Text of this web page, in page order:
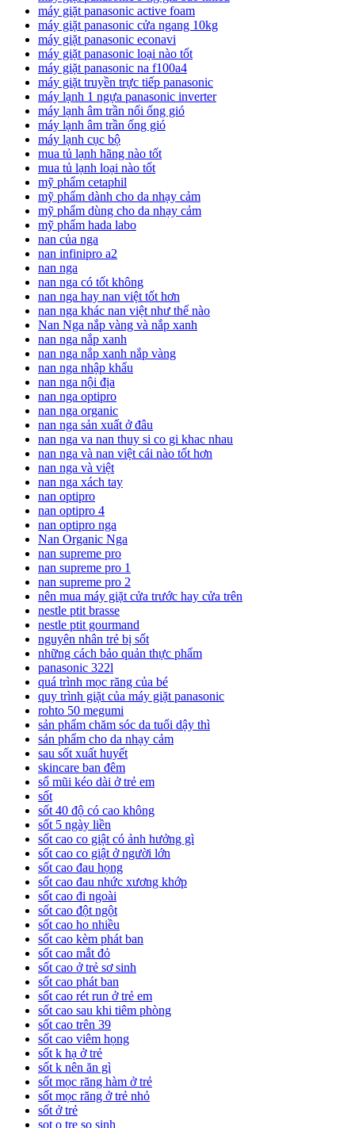
máy giặt panasonic active foam
máy giặt panasonic cửa ngang 10kg
máy giặt panasonic econavi
máy giặt panasonic loại nào tốt
máy giặt panasonic na f100a4
máy giặt truyền trực tiếp panasonic
máy lạnh 1 ngựa panasonic inverter
máy lạnh âm trần nối ống gió
máy lạnh âm trần ống gió
máy lạnh cục bộ
mua tủ lạnh hãng nào tốt
mua tủ lạnh loại nào tốt
mỹ phẩm cetaphil
mỹ phẩm dành cho da nhạy cảm
mỹ phẩm dùng cho da nhạy cảm
mỹ phẩm hada labo
nan của nga
nan infinipro a2
nan nga
nan nga có tốt không
nan nga hay nan việt tốt hơn
nan nga khác nan việt như thế nào
Nan Nga nắp vàng và nắp xanh
nan nga nắp xanh
nan nga nắp xanh nắp vàng
nan nga nhập khẩu
nan nga nội địa
nan nga optipro
nan nga organic
nan nga sản xuất ở đâu
nan nga va nan thuy si co gi khac nhau
nan nga và nan việt cái nào tốt hơn
nan nga và việt
nan nga xách tay
nan optipro
nan optipro 4
nan optipro nga
Nan Organic Nga
nan supreme pro
nan supreme pro 1
nan supreme pro 2
nên mua máy giặt cửa trước hay cửa trên
nestle ptit brasse
nestle ptit gourmand
nguyên nhân trẻ bị sốt
những cách bảo quản thực phẩm
panasonic 322l
quá trình mọc răng của bé
quy trình giặt của máy giặt panasonic
rohto 50 megumi
sản phẩm chăm sóc da tuổi dậy thì
sản phẩm cho da nhạy cảm
sau sốt xuất huyết
skincare ban đêm
sổ mũi kéo dài ở trẻ em
sốt
sốt 40 độ có cao không
sốt 5 ngày liền
sốt cao co giật có ảnh hưởng gì
sốt cao co giật ở người lớn
sốt cao đau họng
sốt cao đau nhức xương khớp
sốt cao đi ngoài
sốt cao đột ngột
sốt cao ho nhiều
sốt cao kèm phát ban
sốt cao mắt đỏ
sốt cao ở trẻ sơ sinh
sốt cao phát ban
sốt cao rét run ở trẻ em
sốt cao sau khi tiêm phòng
sốt cao trên 39
sốt cao viêm họng
sốt k hạ ở trẻ
sốt k nên ăn gì
sốt mọc răng hàm ở trẻ
sốt mọc răng ở trẻ nhỏ
sốt ở trẻ
sot o tre so sinh